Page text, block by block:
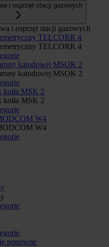
i osprzęt stacji gazowych
i osprzęt stacji gazowych
TELCORR 4
TELCORR 4
katodowej MSOK 2
katodowej MSOK 2
kotła MSK 2
kotła MSK 2
W4
W4
ponowne